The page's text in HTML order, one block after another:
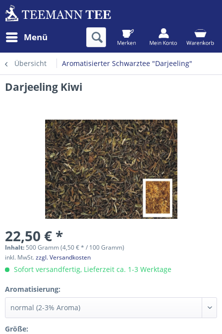
Menü
Übersicht Aromatisierter Schwarztee "Darjeeling"
Darjeeling Kiwi
22,50 € *
Inhalt: 500 Gramm (4,50 € * / 100 Gramm)
inkl. MwSt.zzgl. Versandkosten
Sofort versandfertig, Lieferzeit ca. 1-3 Werktage
Aromatisierung:
Größe: